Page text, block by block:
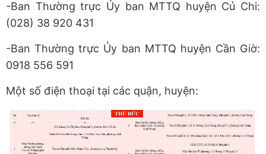
-Ban Thường trực Ủy ban MTTQ huyện Củ Chi:
(028) 38 920 431
-Ban Thường trực Ủy ban MTTQ huyện Cần Giờ:
0918 556 591
Một số điện thoại tại các quận, huyện: